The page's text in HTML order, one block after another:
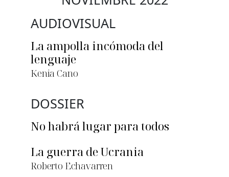
AUDIOVISUAL
La ampolla incómoda del
lenguaje
Kenia Cano
DOSSIER
No habrá lugar para todos
La guerra de Ucrania
Roberto Echavarren